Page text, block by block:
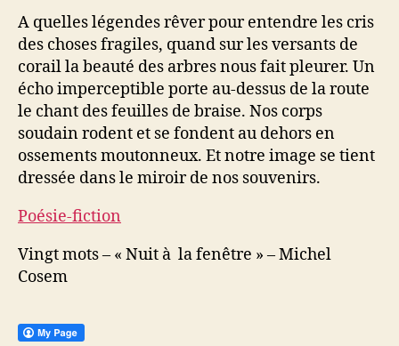
A quelles légendes rêver pour entendre les cris
des choses fragiles, quand sur les versants de
corail la beauté des arbres nous fait pleurer. Un
écho imperceptible porte au-dessus de la route
le chant des feuilles de braise. Nos corps
soudain rodent et se fondent au dehors en
ossements moutonneux. Et notre image se tient
dressée dans le miroir de nos souvenirs.
Poésie-fiction
Vingt mots – « Nuit à la fenêtre » – Michel
Cosem